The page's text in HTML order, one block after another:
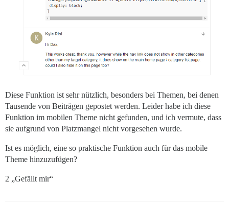
Diese Funktion ist sehr nützlich, besonders bei Themen, bei denen
Tausende von Beiträgen gepostet werden. Leider habe ich diese
Funktion im mobilen Theme nicht gefunden, und ich vermute, dass
sie aufgrund von Platzmangel nicht vorgesehen wurde.
Ist es möglich, eine so praktische Funktion auch für das mobile
Theme hinzuzufügen?
2 „Gefällt mir“